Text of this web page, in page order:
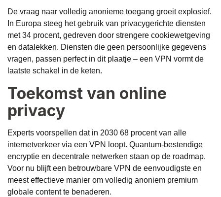
De vraag naar volledig anonieme toegang groeit explosief.
In Europa steeg het gebruik van privacygerichte diensten
met 34 procent, gedreven door strengere cookiewetgeving
en datalekken. Diensten die geen persoonlijke gegevens
vragen, passen perfect in dit plaatje – een VPN vormt de
laatste schakel in de keten.
Toekomst van online
privacy
Experts voorspellen dat in 2030 68 procent van alle
internetverkeer via een VPN loopt. Quantum-bestendige
encryptie en decentrale netwerken staan op de roadmap.
Voor nu blijft een betrouwbare VPN de eenvoudigste en
meest effectieve manier om volledig anoniem premium
globale content te benaderen.